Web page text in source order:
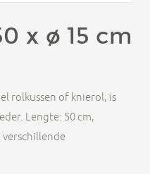
x ø 15 cm
rolkussen of knierol, is
Lengte: 50 cm,
verschillende